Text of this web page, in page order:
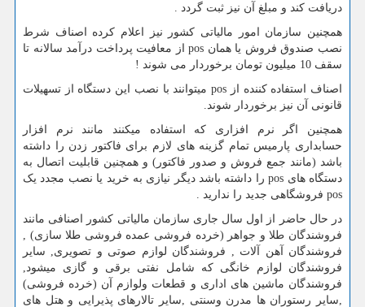
دریافت کند و مبلغ آن نیز ثبت گردد .
همچنین سازمان امور مالیاتی کشور نیز اعلام کرده اصناف شرط
نصب صندوق فروش یا همان posاز معافیت پرداخت درآمد سالانه تا
سقف 10 میلیون تومان برخوردار می شوند !
اصناف استفاده کننده از posمیتوانند با نصب این دستگاه از تسهیلات
قانونی آن نیز برخوردار شوند.
همچنین اگر نرم افزاری که استفاده میکنند مانند نرم افزار
حسابداری پارمیس تمام گزینه های لازم برای فاکتور زدن را داشته
باشد (مانند جمع فروش و صدور فاکتور) و همچنین قابلیت اتصال به
دستگاه های posرا داشته باشد دیگر نیازی به خرید یا نصب مجدد یک
pos فروشگاهی جدید را ندارید .
در حال حاضر از اول سال جاری سازمان مالیاتی کشور اصنافی مانند
فروشندگان طلا و جواهر (خرده فروشی عمده فروشی طلا سازی) ,
فروشندگان آهن آلات , فروشندگان لوازم صوتی و تصویری, سایر
فروشندگان لوازم خانگی که شامل نفتی برقی و گازی میشود,
فروشندگان ماشین های اداری و قطعات ولوازم آن (خرده فروشی)
,سایر رستوران ها مدرن وسنتی ,سایر تالارهای پذیرایی و هتل های